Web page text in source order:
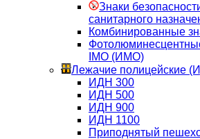
Знаки
санитарного
Комбинированные
IMO (ИМО)
Лежачие полицейские
ИДН 300
ИДН 500
ИДН 900
ИДН 1100
Приподнятый